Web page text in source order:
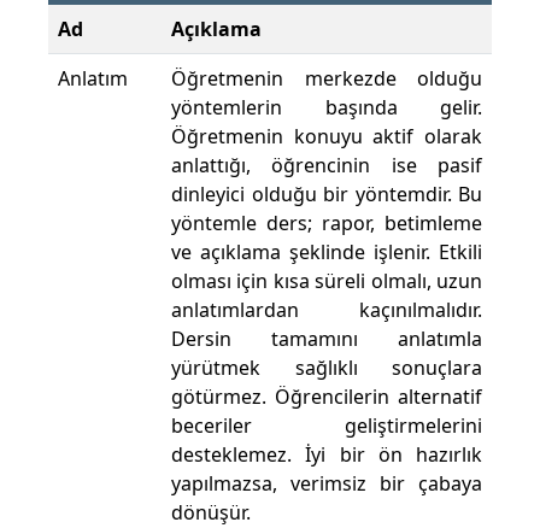
Ad
Açıklama
Anlatım
Öğretmenin merkezde olduğu
yöntemlerin başında gelir.
Öğretmenin konuyu aktif olarak
anlattığı, öğrencinin ise pasif
dinleyici olduğu bir yöntemdir. Bu
yöntemle ders; rapor, betimleme
ve açıklama şeklinde işlenir. Etkili
olması için kısa süreli olmalı, uzun
anlatımlardan kaçınılmalıdır.
Dersin tamamını anlatımla
yürütmek sağlıklı sonuçlara
götürmez. Öğrencilerin alternatif
beceriler geliştirmelerini
desteklemez. İyi bir ön hazırlık
yapılmazsa, verimsiz bir çabaya
dönüşür.